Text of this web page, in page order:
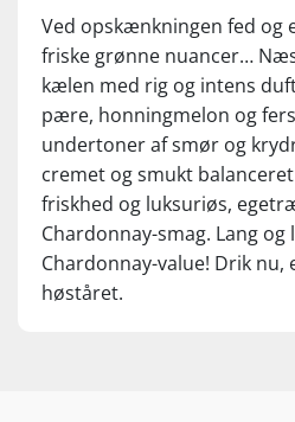
Ved opskænkningen fed og
friske grønne nuancer…
kælen med rig og intens
pære, honningmelon og
undertoner af smør og
cremet og smukt
friskhed og luksuriøs,
Chardonnay-smag. Lang
Chardonnay-value! Drik nu,
høståret.